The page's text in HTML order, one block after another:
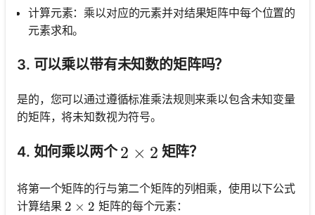
计算元素：乘以对应的元素并对结果矩阵中每个位置的
元素求和。
3. 可以乘以带有未知数的矩阵吗？
是的，您可以通过遵循标准乘法规则来乘以包含未知变量
的矩阵，将未知数视为符号。
4. 如何乘以两个2 \times 2
2 × 2 矩阵？
将第一个矩阵的行与第二个矩阵的列相乘，使用以下公式
计算结果 2 \times 2
2 × 2 矩阵的每个元素：